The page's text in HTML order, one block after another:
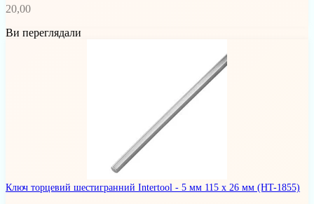
20,00
Ви переглядали
Ключ торцевий шестигранний Intertool - 5 мм 115 х 26 мм (HT-1855)